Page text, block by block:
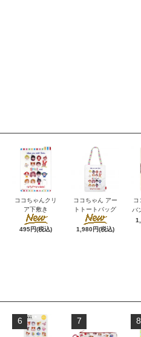
ココちゃんクリ
ア下敷き
495円(税込)
ココちゃん アー
トトートバッグ
1,980円(税込)
コ
バ
6 7 8